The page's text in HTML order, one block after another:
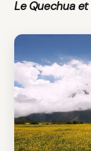
Le Quechua et